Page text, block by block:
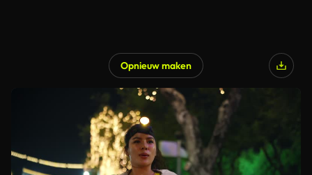
Opnieuw maken